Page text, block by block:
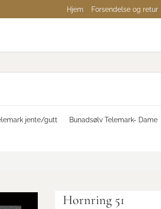
Hjem Forsendelse og retur
jente/gutt Bunadsølv Telemark- Dame
Hornring 51